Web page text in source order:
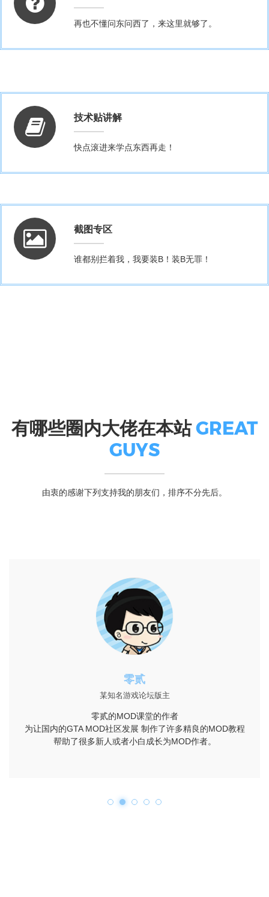
再也不懂问东问西了，来这里就够了。
技术贴讲解
快点滚进来学点东西再走！
截图专区
谁都别拦着我，我要装B！装B无罪！
有哪些圈内大佬在本站GREAT
GUYS
由衷的感谢下列支持我的朋友们，排序不分先后。
零贰
某知名游戏论坛版主
零贰的MOD课堂的作者
为让国内的GTA MOD社区发展 制作了许多精良的MOD教程
帮助了很多新人或者小白成长为MOD作者。